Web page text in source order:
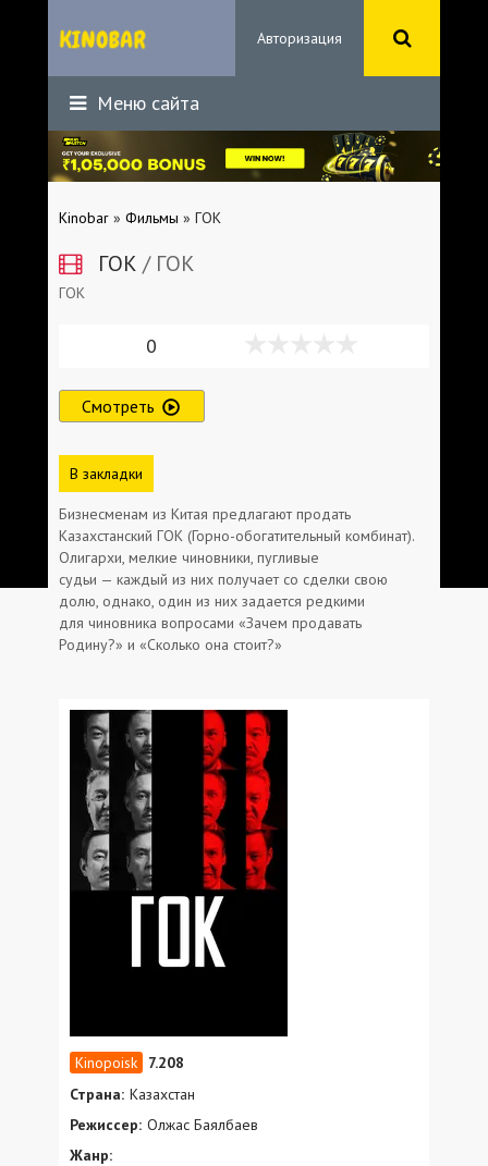
Авторизация
Меню сайта
Kinobar » Фильмы » ГОК
ГОК / ГОК
ГОК
0
Смотреть
В закладки
Бизнесменам из Китая предлагают продать
Казахстанский ГОК (Горно-обогатительный комбинат).
Олигархи, мелкие чиновники, пугливые
судьи — каждый из них получает со сделки свою
долю, однако, один из них задается редкими
для чиновника вопросами «Зачем продавать
Родину?» и «Сколько она стоит?»
7.208
Страна: Казахстан
Режиссер: Олжас Баялбаев
Жанр: